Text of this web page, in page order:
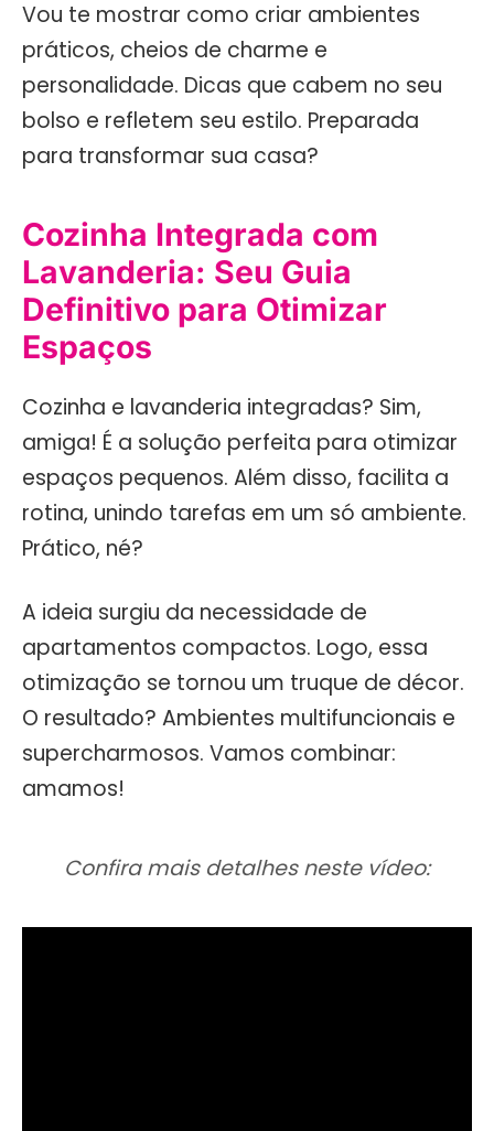
Vou te mostrar como criar ambientes
práticos, cheios de charme e
personalidade. Dicas que cabem no seu
bolso e refletem seu estilo. Preparada
para transformar sua casa?
Cozinha Integrada com
Lavanderia: Seu Guia
Definitivo para Otimizar
Espaços
Cozinha e lavanderia integradas? Sim,
amiga! É a solução perfeita para otimizar
espaços pequenos. Além disso, facilita a
rotina, unindo tarefas em um só ambiente.
Prático, né?
A ideia surgiu da necessidade de
apartamentos compactos. Logo, essa
otimização se tornou um truque de décor.
O resultado? Ambientes multifuncionais e
supercharmosos. Vamos combinar:
amamos!
Confira mais detalhes neste vídeo: